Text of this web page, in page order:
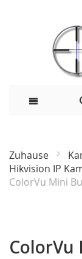
Zuhause
Hikvision IP
ColorVu Mini